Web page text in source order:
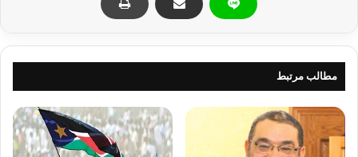
مطالب مرتبط